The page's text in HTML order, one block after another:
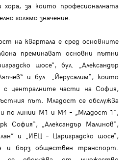
за които професионалната
голямо значение.
на квартала е сред основните
преминават основни пътни
шосе“, бул. „Александър
и бул. „Йерусалим“, които
с централните части на София,
път. Младост се обслужва
по линии М1 и М4 – „Младост 1“,
София“, „Александър Малинов“,
и „ИЕЦ – Цариградско шосе“,
и бърз обществен транспорт.